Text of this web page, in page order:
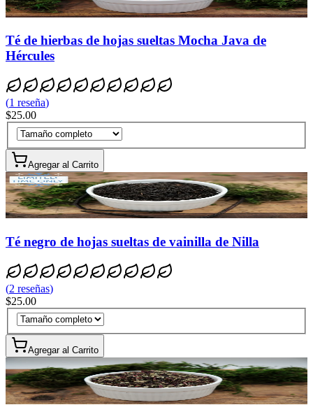
Té de hierbas de hojas sueltas Mocha Java de
Hércules
(1 reseña)
$25.00
Agregar al Carrito
Té negro de hojas sueltas de vainilla de Nilla
(2 reseñas)
$25.00
Agregar al Carrito